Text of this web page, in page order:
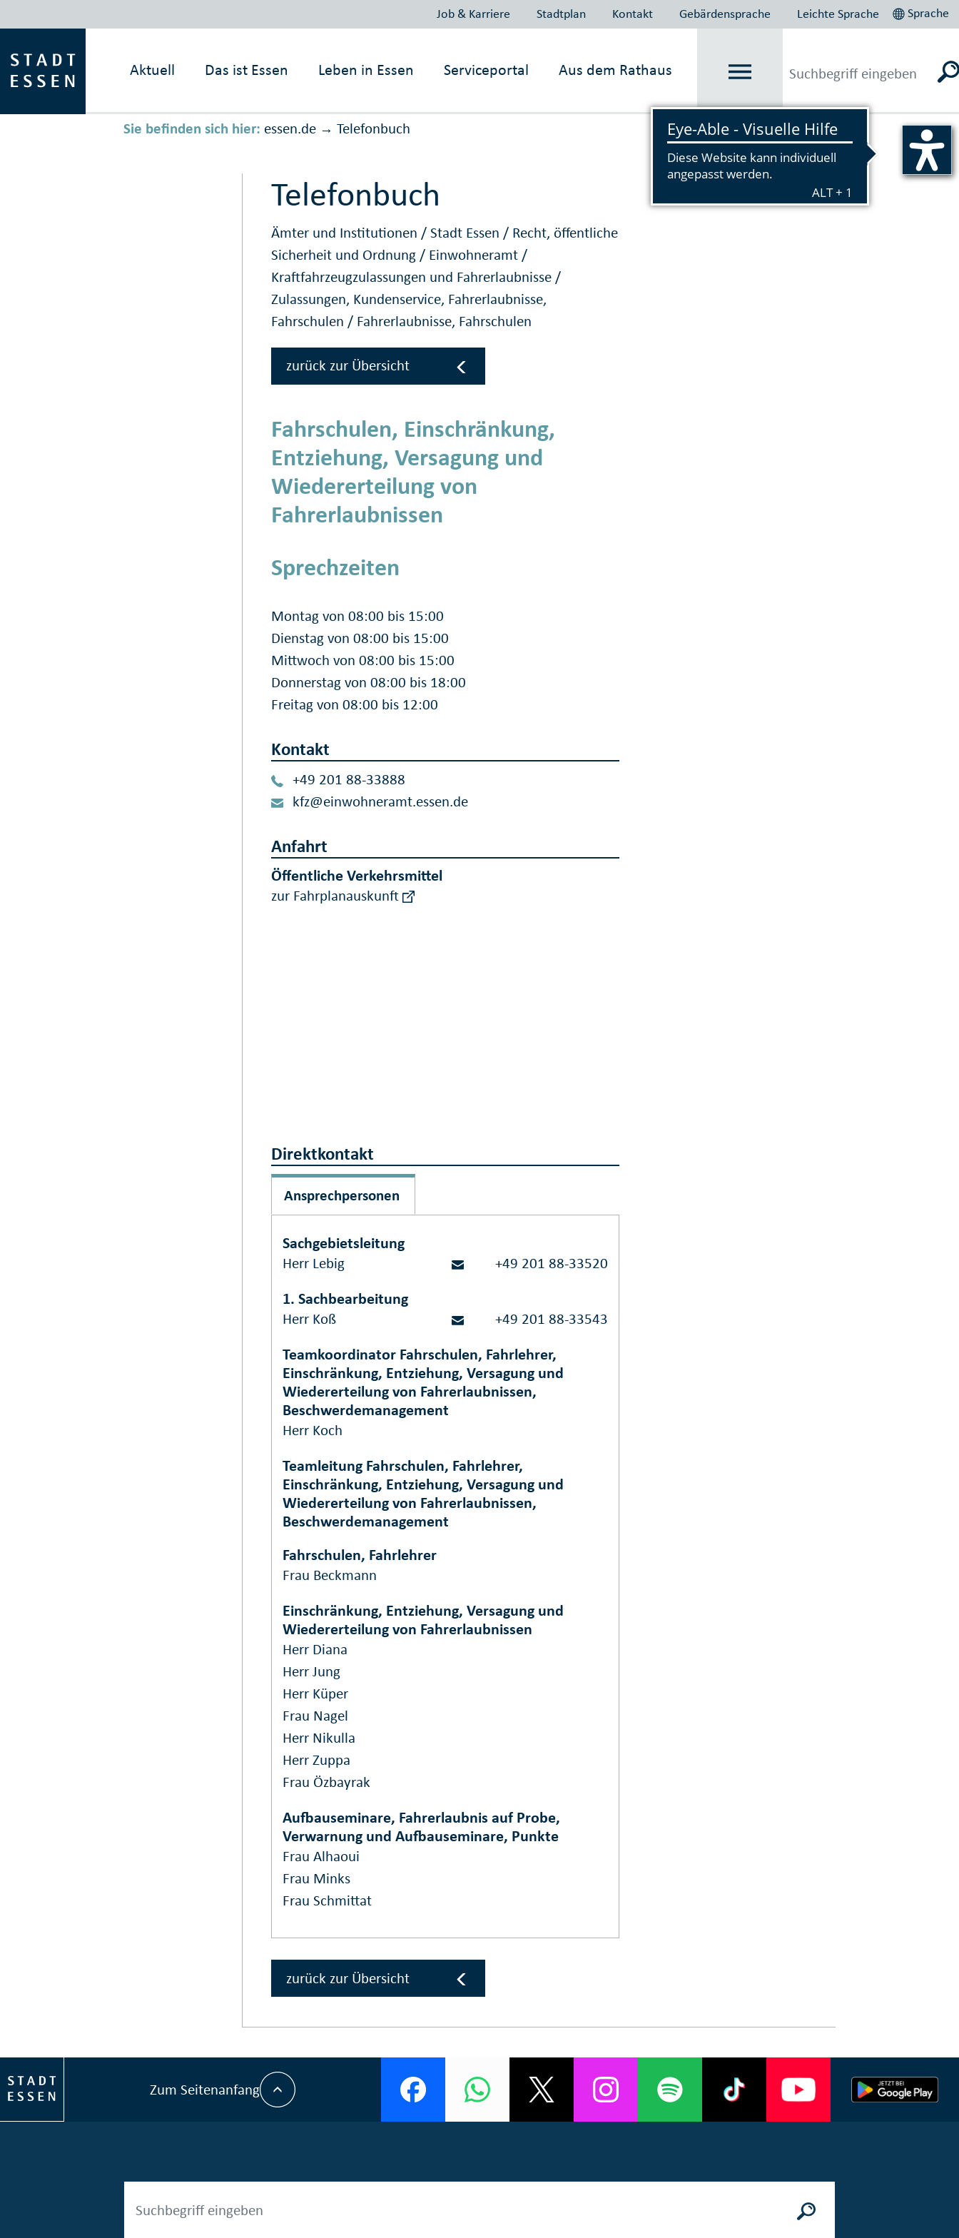
Job & Karriere Stadtplan Kontakt Gebärdensprache Leichte Sprache Sprache
Aktuell Das ist Essen Leben in Essen Serviceportal Aus dem Rathaus
Sie befinden sich hier: essen.de → Telefonbuch Vorlesen
Telefonbuch
Ämter und Institutionen /Stadt Essen / Recht, öffentliche
Sicherheit und Ordnung / Einwohneramt /
Kraftfahrzeugzulassungen und Fahrerlaubnisse /
Zulassungen, Kundenservice, Fahrerlaubnisse,
Fahrschulen / Fahrerlaubnisse, Fahrschulen
zurück zur Übersicht
Fahrschulen, Einschränkung,
Entziehung, Versagung und
Wiedererteilung von
Fahrerlaubnissen
Sprechzeiten
Montag von 08:00 bis 15:00
Dienstag von 08:00 bis 15:00
Mittwoch von 08:00 bis 15:00
Donnerstag von 08:00 bis 18:00
Freitag von 08:00 bis 12:00
Kontakt
+49 201 88-33888
kfz@einwohneramt.essen.de
Anfahrt
Öffentliche Verkehrsmittel
zur Fahrplanauskunft
Direktkontakt
Ansprechpersonen
Sachgebietsleitung
Herr Lebig +49 201 88-33520
1. Sachbearbeitung
Herr Koß +49 201 88-33543
Teamkoordinator Fahrschulen, Fahrlehrer,
Einschränkung, Entziehung, Versagung und
Wiedererteilung von Fahrerlaubnissen,
Beschwerdemanagement
Herr Koch
Teamleitung Fahrschulen, Fahrlehrer,
Einschränkung, Entziehung, Versagung und
Wiedererteilung von Fahrerlaubnissen,
Beschwerdemanagement
Fahrschulen, Fahrlehrer
Frau Beckmann
Einschränkung, Entziehung, Versagung und
Wiedererteilung von Fahrerlaubnissen
Herr Diana
Herr Jung
Herr Küper
Frau Nagel
Herr Nikulla
Herr Zuppa
Frau Özbayrak
Aufbauseminare, Fahrerlaubnis auf Probe,
Verwarnung und Aufbauseminare, Punkte
Frau Alhaoui
Frau Minks
Frau Schmittat
zurück zur Übersicht
Zum Seitenanfang